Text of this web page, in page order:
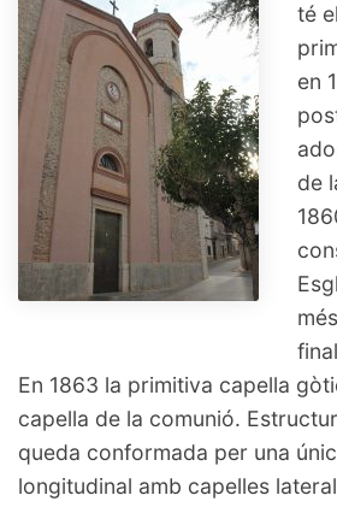
té
en
de
En 1863 la primitiva capella
capella de la comunió.
queda conformada per una
longitudinal amb capelles